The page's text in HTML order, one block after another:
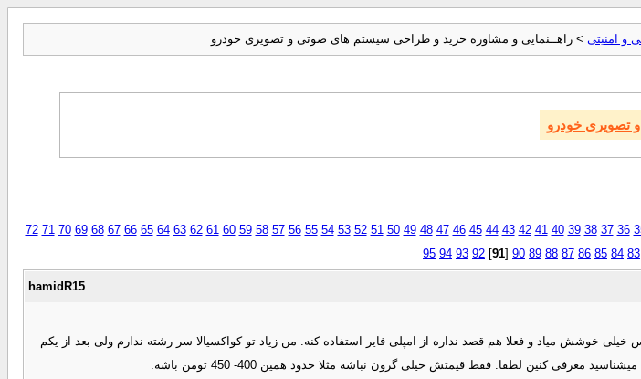
و امنیتی > راهــنمایی و مشاوره خرید و طراحی سیستم های صوتی و تصویری خودرو
تصویری خودرو
36
37
38
39
40
41
42
43
44
45
46
47
48
49
50
51
52
53
54
55
56
57
58
59
60
61
62
63
64
65
66
67
68
69
70
71
72
83
84
85
86
87
88
89
90
[
91
]
92
93
94
95
hamidR15
خوشش میاد و فعلا هم قصد نداره از امپلی فایر استفاده کنه. من زیاد تو کواکسیالا سر رشته ندارم ولی بعد از یکم